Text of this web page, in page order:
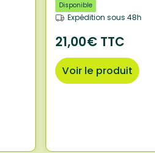
Disponible
Expédition sous 48h
21,00€ TTC
Voir le produit